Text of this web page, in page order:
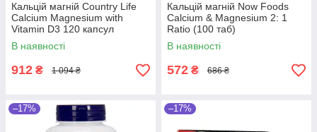
Кальцій магній Country Life
Calcium Magnesium with
Vitamin D3 120 капсул
В наявності
912 ₴ 1 094 ₴
Кальцій магній Now Foods
Calcium & Magnesium 2: 1
Ratio (100 таб)
В наявності
572 ₴ 686 ₴
–17% –17%